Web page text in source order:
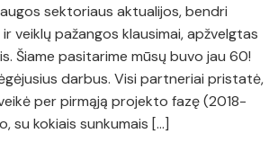
sektoriaus aktualijos, bendri
veiklų pažangos klausimai, apžvelgtas
Šiame pasitarime mūsų buvo jau 60!
darbus. Visi partneriai pristatė,
per pirmąją projekto fazę (2018-
su kokiais sunkumais […]